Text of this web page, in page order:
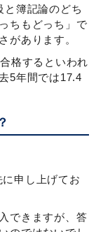
と簿記論のどち
ちもどっち」で
があります。
格するといわれ
5年間では17.4
申し上げてお
できますが、答